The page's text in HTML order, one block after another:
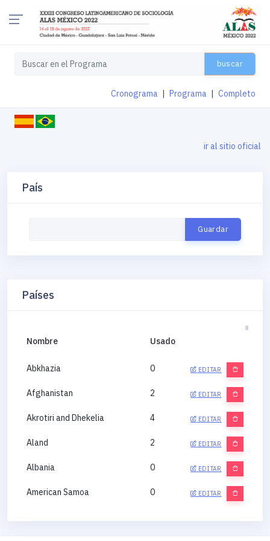
buscar
Cronograma Programa Completo
ir al sitio oficial
País
Países
Nombre Usado
Abkhazia 0 EDITAR
Afghanistan 2 EDITAR
Akrotiri and Dhekelia 4 EDITAR
Aland 2 EDITAR
Albania 0 EDITAR
American Samoa 0 EDITAR